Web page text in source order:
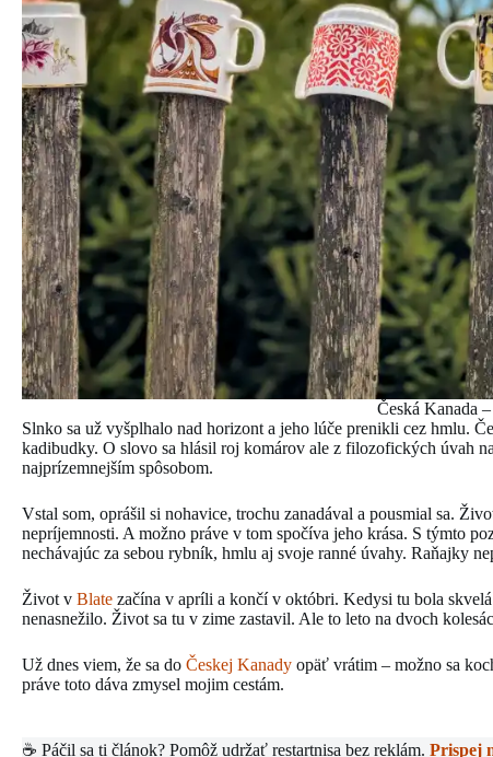
Česká Kanada
Slnko sa už vyšplhalo nad horizont a jeho lúče prenikli cez hmlu.
kadibudky. O slovo sa hlásil roj komárov ale z filozofických úvah
najprízemnejším spôsobom.
Vstal som, oprášil si nohavice, trochu zanadával a pousmial sa.
nepríjemnosti. A možno práve v tom spočíva jeho krása. S týmto
nechávajúc za sebou rybník, hmlu aj svoje ranné úvahy. Raňajky
Život v Blate začína v apríli a končí v októbri. Kedysi tu bola
nenasnežilo. Život sa tu v zime zastavil. Ale to leto na dvoch
Už dnes viem, že sa do Českej Kanady opäť vrátim – možno sa
práve toto dáva zmysel mojim cestám.
☕ Páčil sa ti článok? Pomôž udržať restartnisa bez reklám. Prispej